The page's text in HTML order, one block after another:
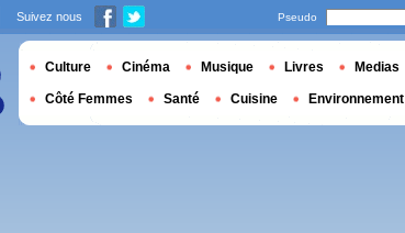
Suivez nous Pseudo
Culture Cinéma Musique Livres Medias
Côté Femmes Santé Cuisine Environnement